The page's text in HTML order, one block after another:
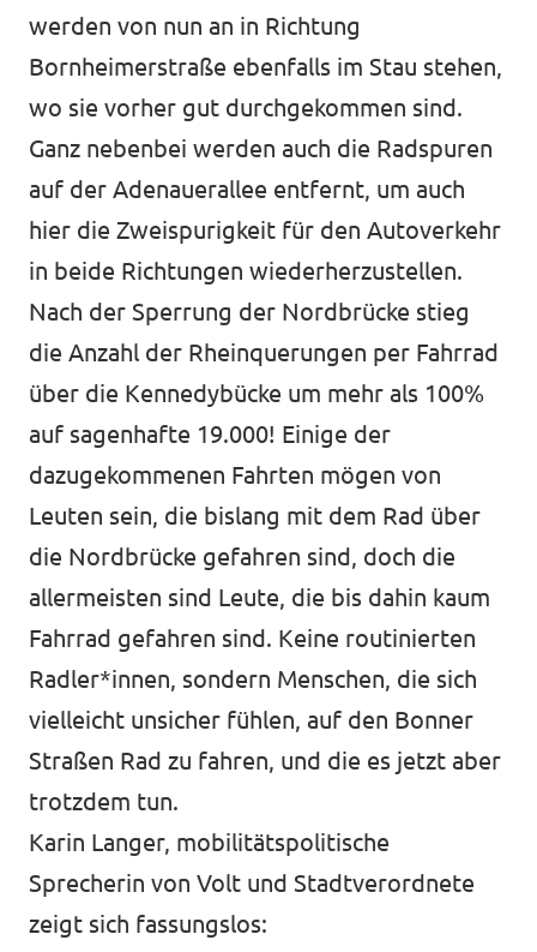
werden von nun an in Richtung
Bornheimerstraße ebenfalls im Stau stehen,
wo sie vorher gut durchgekommen sind.
Ganz nebenbei werden auch die Radspuren
auf der Adenauerallee entfernt, um auch
hier die Zweispurigkeit für den Autoverkehr
in beide Richtungen wiederherzustellen.
Nach der Sperrung der Nordbrücke stieg
die Anzahl der Rheinquerungen per Fahrrad
über die Kennedybücke um mehr als 100%
auf sagenhafte 19.000! Einige der
dazugekommenen Fahrten mögen von
Leuten sein, die bislang mit dem Rad über
die Nordbrücke gefahren sind, doch die
allermeisten sind Leute, die bis dahin kaum
Fahrrad gefahren sind. Keine routinierten
Radler*innen, sondern Menschen, die sich
vielleicht unsicher fühlen, auf den Bonner
Straßen Rad zu fahren, und die es jetzt aber
trotzdem tun.
Karin Langer, mobilitätspolitische
Sprecherin von Volt und Stadtverordnete
zeigt sich fassungslos: